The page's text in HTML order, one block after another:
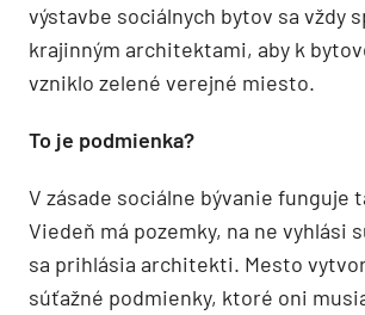
výstavbe sociálnych bytov sa vždy
krajinným architektami, aby k
vzniklo zelené verejné miesto.
To je podmienka?
V zásade sociálne bývanie funguje
Viedeň má pozemky, na ne vyhlási
sa prihlásia architekti. Mesto
súťažné podmienky, ktoré oni